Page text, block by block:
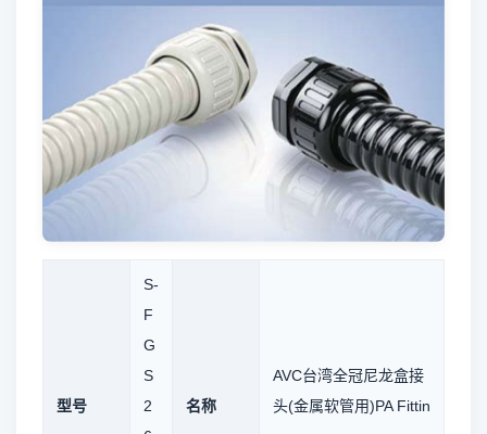
型号
S-
F
G
S
2
名称
AVC台湾全冠尼龙盒接
头(金属软管用)PA Fittin